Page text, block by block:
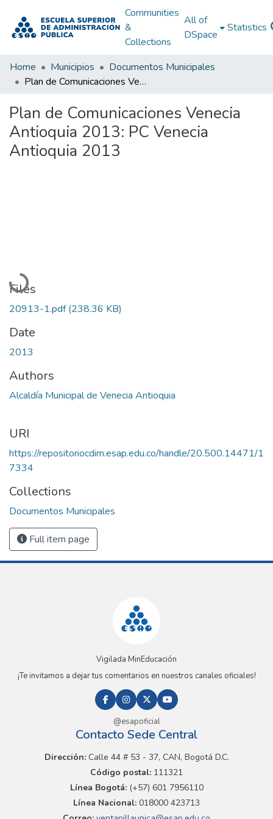
Communities
&
Collections
All of
DSpace
Statistics
Home Municipios
Documentos Municipales
Plan de Comunicaciones Venecia Antioquia 2013: PC Venecia Antioquia 2013
Plan de Comunicaciones Venecia
Antioquia 2013: PC Venecia
Antioquia 2013
Loading...
Files
20913-1.pdf(238.36 KB)
Date
2013
Authors
Alcaldía Municipal de Venecia Antioquia
URI
https://repositoriocdim.esap.edu.co/handle/20.500.14471/1
7334
Collections
Documentos Municipales
Full item page
Vigilada MinEducación
¡Te invitamos a dejar tus comentarios en nuestros canales oficiales!
@esapoficial
Contacto Sede Central
Dirección:Calle 44 # 53 - 37, CAN, Bogotá D.C.
Código postal: 111321
Línea Bogotá:(+57) 601 7956110
Línea Nacional: 018000 423713